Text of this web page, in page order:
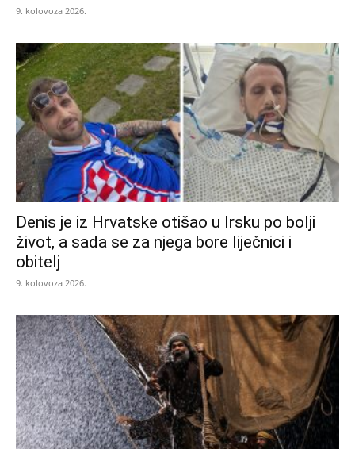
9. kolovoza 2026.
Denis je iz Hrvatske otišao u Irsku po bolji
život, a sada se za njega bore liječnici i
obitelj
9. kolovoza 2026.